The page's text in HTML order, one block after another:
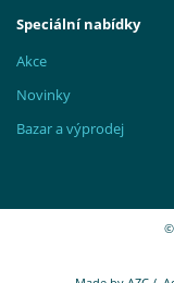
Speciální nabídky
Akce
Novinky
Bazar a výprodej
©